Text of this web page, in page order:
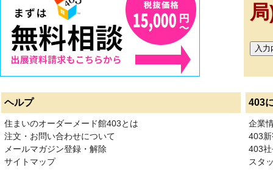
ヘルプ 403
住まいのオーダーメード館403とは
注文・お問い合わせについて
メールマガジン登録・解除
サイトマップ
企業
403
403
スタ